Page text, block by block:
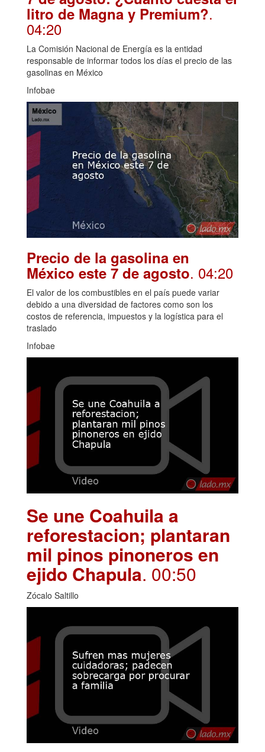
litro de Magna y Premium?.
04:20
La Comisión Nacional de Energía es la entidad
responsable de informar todos los días el precio de las
gasolinas en México
Infobae
Precio de la gasolina en
México este 7 de agosto. 04:20
El valor de los combustibles en el país puede variar
debido a una diversidad de factores como son los
costos de referencia, impuestos y la logística para el
traslado
Infobae
Se une Coahuila a
reforestacion; plantaran
mil pinos pinoneros en
ejido Chapula. 00:50
Zócalo Saltillo